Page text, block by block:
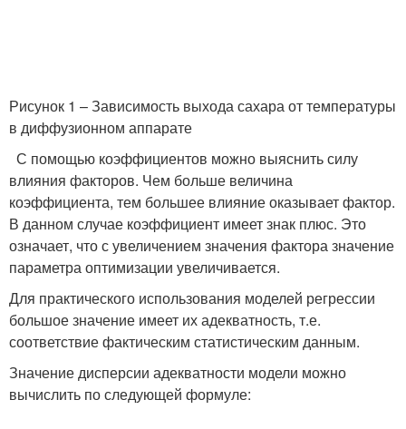
Рисунок 1 – Зависимость выхода сахара от температуры
в диффузионном аппарате
С помощью коэффициентов можно выяснить силу
влияния факторов. Чем больше величина
коэффициента, тем большее влияние оказывает фактор.
В данном случае коэффициент имеет знак плюс. Это
означает, что с увеличением значения фактора значение
параметра оптимизации увеличивается.
Для практического использования моделей регрессии
большое значение имеет их адекватность, т.е.
соответствие фактическим статистическим данным.
Значение дисперсии адекватности модели можно
вычислить по следующей формуле: